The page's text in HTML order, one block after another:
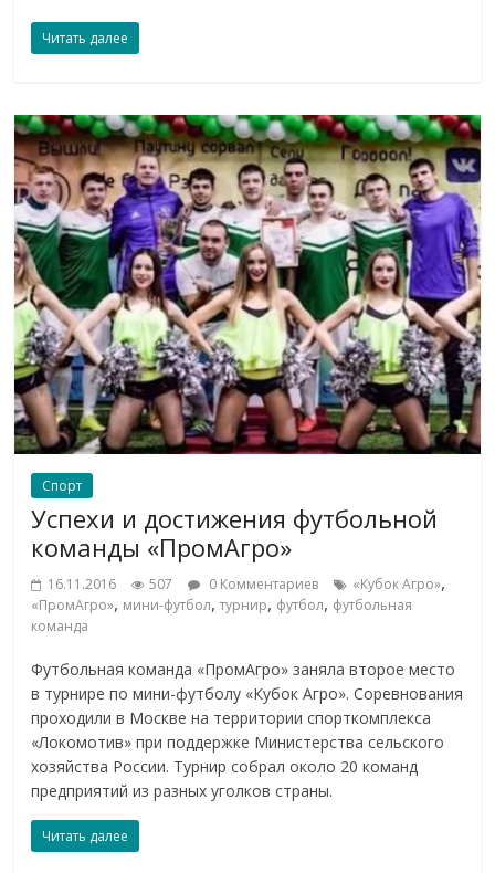
Читать далее
Спорт
Успехи и достижения футбольной
команды «ПромАгро»
16.11.2016 507 0 Комментариев «Кубок Агро»,
«ПромАгро», мини-футбол,турнир, футбол, футбольная
команда
Футбольная команда «ПромАгро» заняла второе место
в турнире по мини-футболу «Кубок Агро». Соревнования
проходили в Москве на территории спорткомплекса
«Локомотив» при поддержке Министерства сельского
хозяйства России. Турнир собрал около 20 команд
предприятий из разных уголков страны.
Читать далее